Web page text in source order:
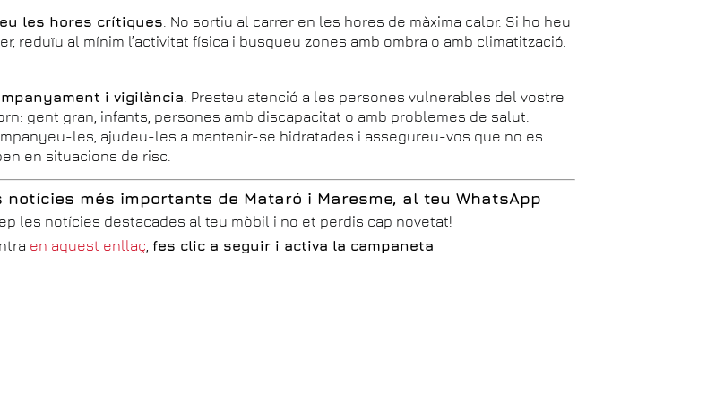
les hores crítiques . No sortiu al carrer en les hores de màxima calor. Si ho heu
reduïu al mínim l’activitat física i busqueu zones amb ombra o amb climatització.
i vigilància . Presteu atenció a les persones vulnerables del vostre
gent gran, infants, persones amb discapacitat o amb problemes de salut.
les, ajudeu-les a mantenir-se hidratades i assegureu-vos que no es
en situacions de risc.
notícies més importants de Mataró i Maresme, al teu WhatsApp
les notícies destacades al teu mòbil i no et perdis cap novetat!
en aquest enllaç ,fes clic a seguir i activa la campaneta